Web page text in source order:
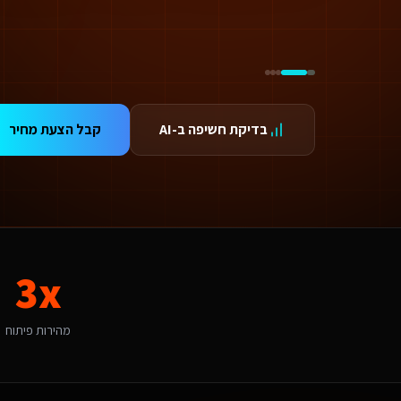
מתי כדאי להתחיל את הפרויקט?
כן, אנו עובדים עם עסקים בבני ברק ומכירים את השוק המקומי. בני ברק נחשבת לשוק אינטנסיבית מבחינת אפיון אפליקציות. עם מדד אימוץ דיגיטלי של 85% באזור, יש כאן פוטנציאל לעסקים שמשלבים טכנולוגיה חדשנית.
האתגר המרכזי בבני ברק הוא "התאמה תרבותית ושיווקית". אפיון אפליקציות
כל אתר שאנו בונים מותאם ל-SEO ולמנועי AI כמו ChatGPT ו-Gemini. עבור שירותים דיגיטליים ליועצי בטיחות אש בבני ברק אנו מיישמים: מבנה URL סמנטי, Schema markup מותאם, תוכן ייחודי לכל עמוד, ואופטימיזציה טכנית מתקדמת שמבטיחה דירוג גבוה.
בדיקת חשיפה ב-AI קבל הצעת מחיר
3x
מהירות פיתוח